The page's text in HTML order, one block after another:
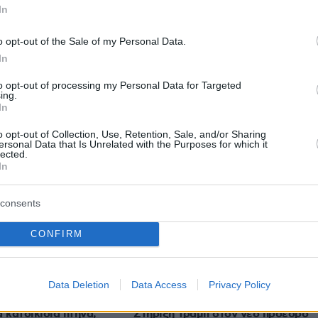
opt-out of the Sale of my Personal Data.
opt-out of processing my Personal Data for Targeted
opt-out of Collection, Use, Retention, Sale, and/or Sharing
Data that Is Unrelated with the Purposes for which it
CONFIRM
Data Deletion Data Access Privacy Policy
ΕιδήσειςΔημοφιλή
τη Γερουσία
νέες κυρώσεις
πτηνά;
σήμερα σε Κρήτη και Βόρειο
«πορτοκαλί»
Στήριξη Τραμπ στον νέο πρόεδρο